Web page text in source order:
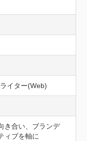
イター(Web)
き合い、ブランデ
ィブを軸に